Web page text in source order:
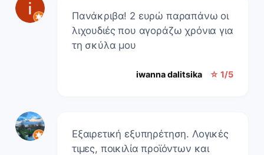
Πανάκριβα! 2 ευρώ παραπάνω οι
λιχουδιές που αγοράζω χρόνια για
τη σκύλα μου
iwanna dalitsika ☆ 1/5
Εξαιρετική εξυπηρέτηση. Λογικές
τιμες, ποικιλία προϊόντων και